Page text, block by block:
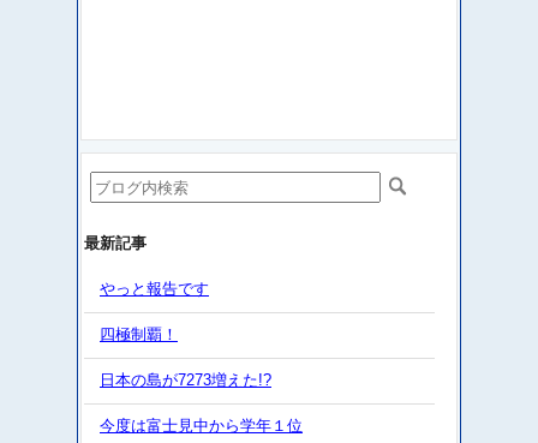
最新記事
やっと報告です
四極制覇！
日本の島が7273増えた!?
今度は富士見中から学年１位